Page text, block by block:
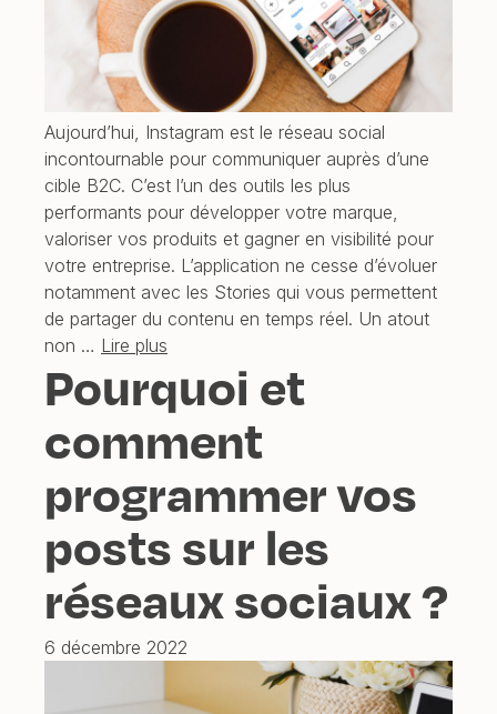
Aujourd’hui, Instagram est le réseau social
incontournable pour communiquer auprès d’une
cible B2C. C’est l’un des outils les plus
performants pour développer votre marque,
valoriser vos produits et gagner en visibilité pour
votre entreprise. L’application ne cesse d’évoluer
notamment avec les Stories qui vous permettent
de partager du contenu en temps réel. Un atout
non … Lire plus
Pourquoi et
comment
programmer vos
posts sur les
réseaux sociaux ?
6 décembre 2022